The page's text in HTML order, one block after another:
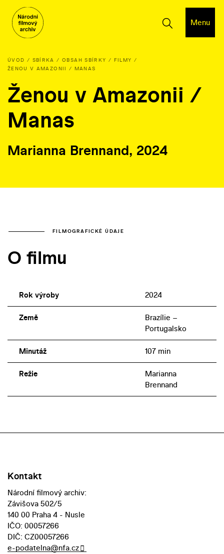
Menu
ÚVOD SBÍRKA OBSAH SBÍRKY
FILMY
ŽENOU V AMAZONII / MANAS
Ženou v Amazonii /
Manas
Marianna Brennand, 2024
FILMOGRAFICKÉ ÚDAJE
O filmu
Rok výroby 2024
Země
Brazílie –
Portugalsko
Minutáž 107 min
Režie
Marianna
Brennand
Kontakt
Národní filmový archiv:
Závišova 502/5
140 00 Praha 4 - Nusle
IČO: 00057266
DIČ: CZ00057266
e-podatelna@nfa.cz